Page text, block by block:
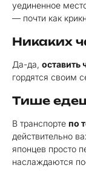
уединенное
— почти как
Никаких
Да-да, оставить
гордятся своим
Тише
В транспорте по
действительно
японцев просто
наслаждаются